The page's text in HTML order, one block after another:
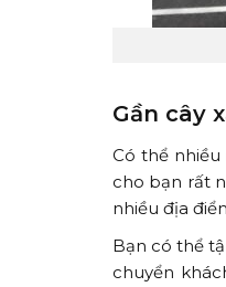
Gần cây
Có thể
cho bạn rất
nhiều địa
Bạn có thể
chuyển